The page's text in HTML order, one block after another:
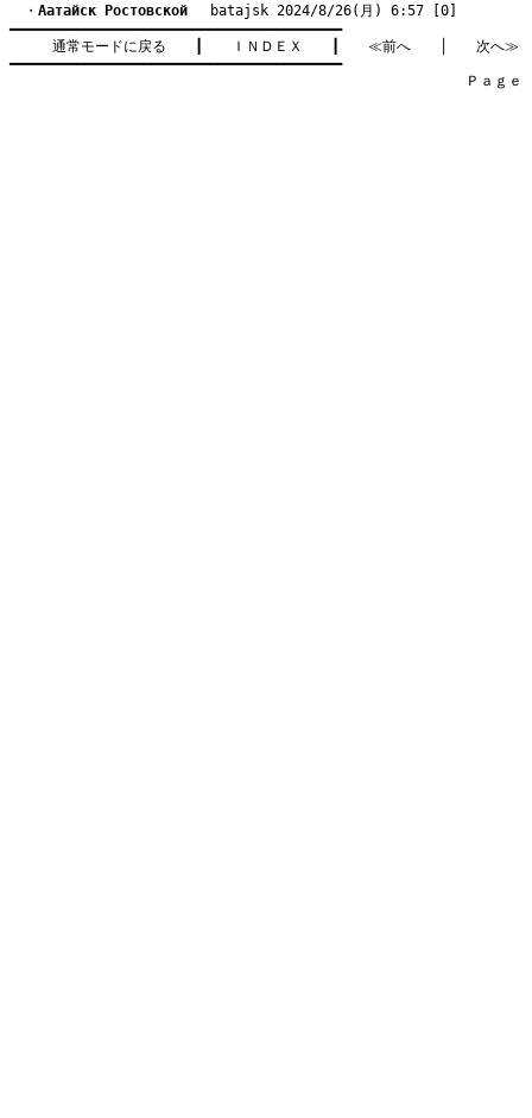
・ Aатайск Ростовской batajsk 2024/8/26(月) 6:57 [0]
━━━━━━━━━━━━━━━━━━━━━━━━━━━━━━━━━━━━━━━━
通常モードに戻る
ＩＮＤＥＸ ≪前へ
次へ≫
━━━━━━━━━━━━━━━━━━━━━━━━━━━━━━━━━━━━━━━━
Ｐａｇｅ